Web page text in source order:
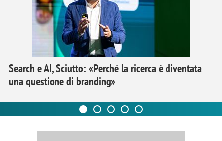
Search e AI, Sciutto: «Perché la ricerca è diventata
una questione di branding»